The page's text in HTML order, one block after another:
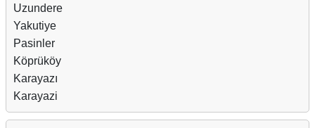
Uzundere
Yakutiye
Pasinler
Köprüköy
Karayazı
Karayazi